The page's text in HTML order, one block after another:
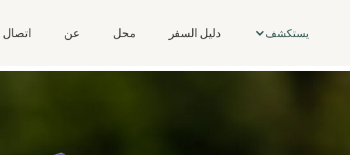
يستكشف دليل السفر محل عن اتصال